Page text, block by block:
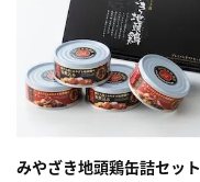
みやざき地頭鶏缶詰セット